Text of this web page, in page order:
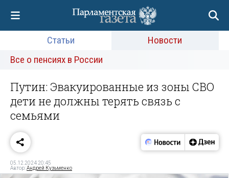
Статьи
Новости
Все о пенсиях в России
Путин: Эвакуированные из зоны СВО
дети не должны терять связь с
семьями
05.12.2024 20:45
Автор:Андрей Кузьменко